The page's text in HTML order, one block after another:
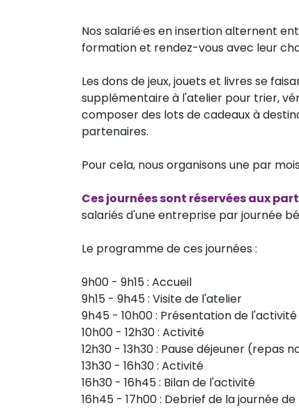
Nos salarié·es en insertion alternent
formation et rendez-vous avec leur
Les dons de jeux, jouets et livres se
supplémentaire à l'atelier pour trier,
composer des lots de cadeaux à
partenaires.
Pour cela, nous organisons une par
Ces journées sont réservées aux
salariés d'une entreprise par journée
Le programme de ces journées :
9h00 - 9h15 : Accueil
9h15 - 9h45 : Visite de l'atelier
9h45 - 10h00 : Présentation de l'activité
10h00 - 12h30 : Activité
12h30 - 13h30 : Pause déjeuner (repas
13h30 - 16h30 : Activité
16h30 - 16h45 : Bilan de l'activité
16h45 - 17h00 : Debrief de la journée